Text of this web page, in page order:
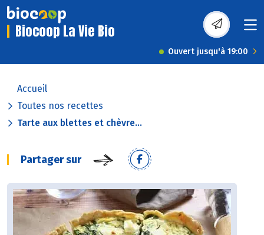
Biocoop La Vie Bio
Ouvert jusqu'à 19:00
Accueil
Toutes nos recettes
Tarte aux blettes et chèvre...
Partager sur